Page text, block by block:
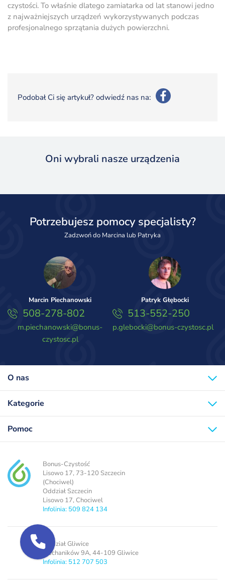
czystości. To właśnie dlatego zamiatarka od lat stanowi jedno
z najważniejszych urządzeń wykorzystywanych podczas
profesjonalnego sprzątania dużych powierzchni.
Podobał Ci się artykuł? odwiedź nas na:
Oni wybrali nasze urządzenia
Potrzebujesz pomocy specjalisty?
Zadzwoń do Marcina lub Patryka
Marcin Piechanowski
508-278-802
m.piechanowski@bonus-
czystosc.pl
Patryk Głębocki
513-552-250
p.glebocki@bonus-czystosc.pl
O nas
Kategorie
Pomoc
Bonus-Czystość
Lisowo 17, 73-120 Szczecin
(Chociwel)
Oddział Szczecin
Lisowo 17, Chociwel
Infolinia: 509 824 134
Oddział Gliwice
Mechaników 9A, 44-109 Gliwice
Infolinia: 512 707 503